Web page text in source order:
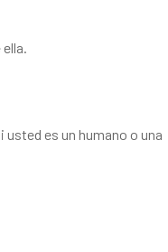
es un humano o una